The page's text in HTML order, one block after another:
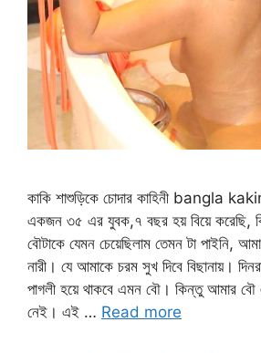
কাকি শাশুড়িকে চোদার কাহিনী bangla
একজন ৩৫ এর যুবক,৭ বছর হয় বিয়ে করেছি,
বৌটাকে যেমন চেয়েছিলাম তেমন টা পাইনি,
নারী। যে আমাকে চরম সুখ দিবে বিছানায়।
পাগলী হয়ে থাকবে এমন বৌ। কিন্তু আমার বৌ
নেই। এই … Read more